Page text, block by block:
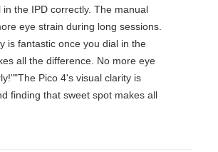
the IPD correctly. The manual
eye strain during long sessions.
is fantastic once you dial in the
all the difference. No more eye
Pico 4's visual clarity is
finding that sweet spot makes all